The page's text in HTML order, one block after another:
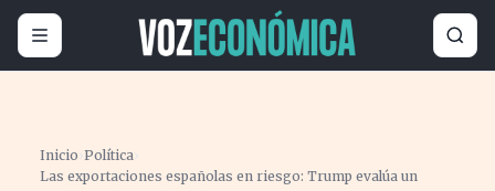
Inicio ›Política›
Las exportaciones españolas en riesgo: Trump evalúa un